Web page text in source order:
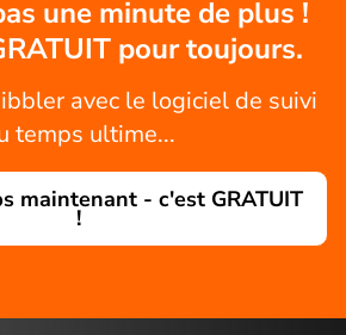
une minute de plus !
pour toujours.
avec le logiciel de suivi
temps ultime...
maintenant - c'est GRATUIT
!